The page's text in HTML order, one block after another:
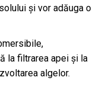
și vor adăuga o
la filtrarea apei și la
algelor.